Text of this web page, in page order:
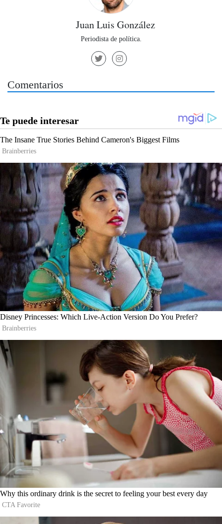
Juan Luis González
Periodista de política.
Comentarios